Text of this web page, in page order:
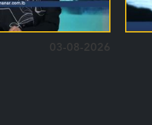
03-08-2026